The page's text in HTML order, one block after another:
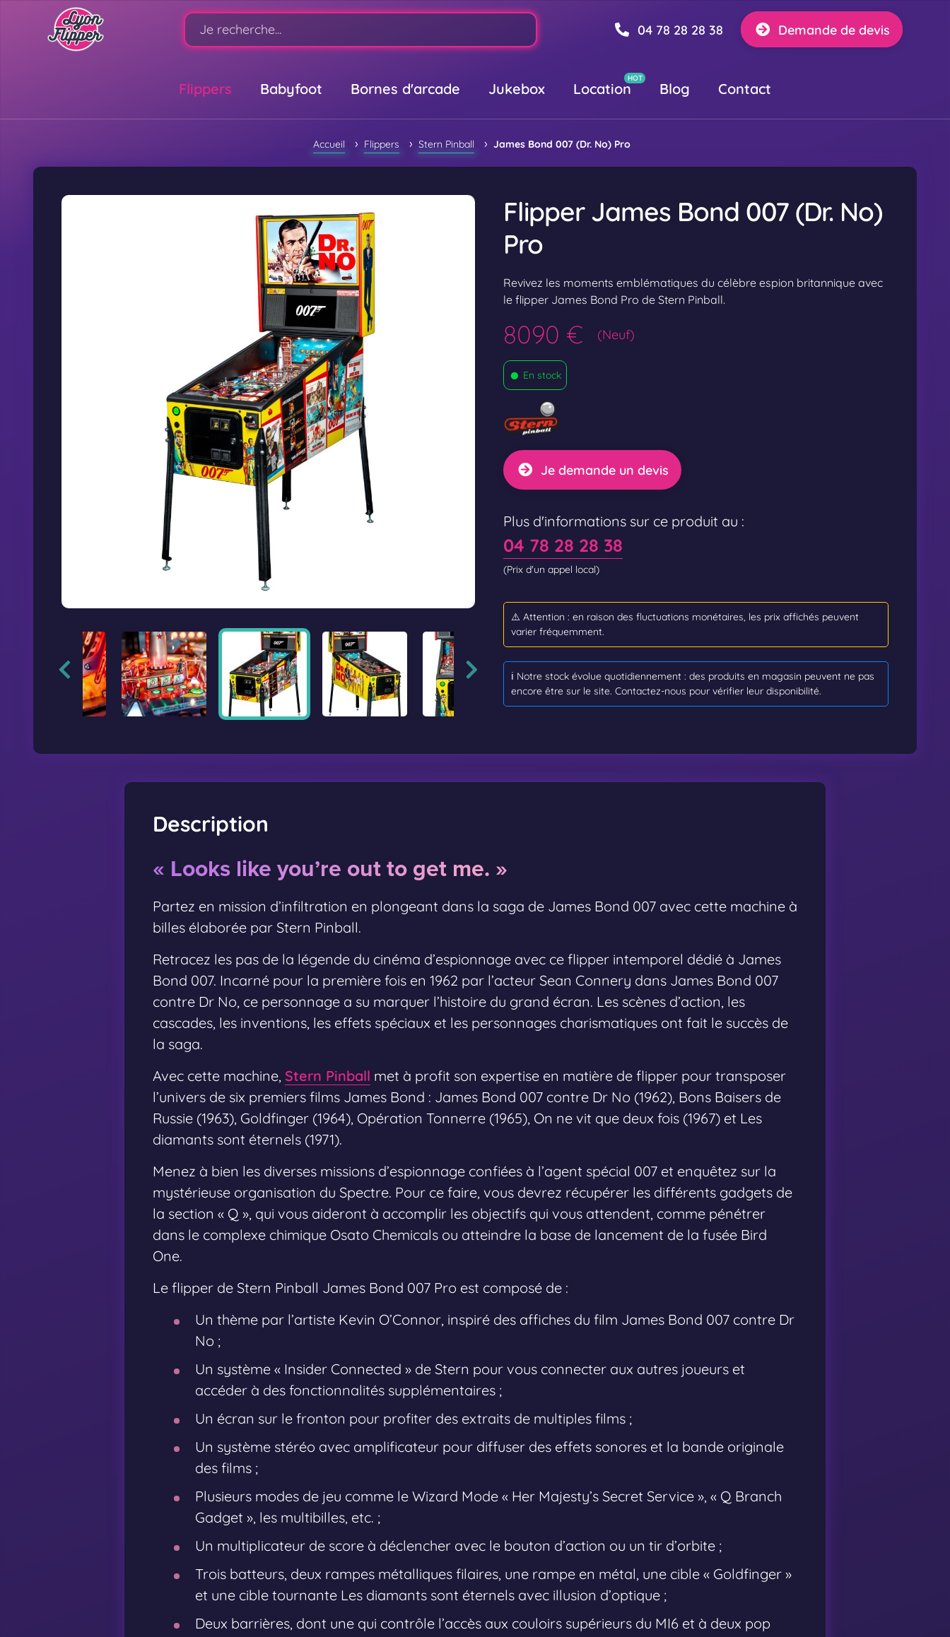
04 78 28 28 38 Demande de devis
Flippers Babyfoot Bornes d'arcade Jukebox Location Blog Contact
Accueil › Flippers › Stern Pinball › James Bond 007 (Dr. No) Pro
Flipper James Bond 007 (Dr. No)
Pro
Revivez les moments emblématiques du célèbre espion britannique avec
le flipper James Bond Pro de Stern Pinball.
8090 € (Neuf)
• En stock
Je demande un devis
Plus d'informations sur ce produit au :
04 78 28 28 38
(Prix d'un appel local)
⚠️ Attention : en raison des fluctuations monétaires, les prix affichés peuvent
varier fréquemment.
ℹ️ Notre stock évolue quotidiennement : des produits en magasin peuvent ne pas
encore être sur le site. Contactez-nous pour vérifier leur disponibilité.
Description
« Looks like you’re out to get me. »
Partez en mission d’infiltration en plongeant dans la saga de James Bond 007 avec cette machine à
billes élaborée par Stern Pinball.
Retracez les pas de la légende du cinéma d’espionnage avec ce flipper intemporel dédié à James
Bond 007. Incarné pour la première fois en 1962 par l’acteur Sean Connery dans James Bond 007
contre Dr No, ce personnage a su marquer l’histoire du grand écran. Les scènes d’action, les
cascades, les inventions, les effets spéciaux et les personnages charismatiques ont fait le succès de
la saga.
Avec cette machine, Stern Pinball met à profit son expertise en matière de flipper pour transposer
l’univers de six premiers films James Bond : James Bond 007 contre Dr No (1962), Bons Baisers de
Russie (1963), Goldfinger (1964), Opération Tonnerre (1965), On ne vit que deux fois (1967) et Les
diamants sont éternels (1971).
Menez à bien les diverses missions d’espionnage confiées à l’agent spécial 007 et enquêtez sur la
mystérieuse organisation du Spectre. Pour ce faire, vous devrez récupérer les différents gadgets de
la section « Q », qui vous aideront à accomplir les objectifs qui vous attendent, comme pénétrer
dans le complexe chimique Osato Chemicals ou atteindre la base de lancement de la fusée Bird
One.
Le flipper de Stern Pinball James Bond 007 Pro est composé de :
Un thème par l’artiste Kevin O’Connor, inspiré des affiches du film James Bond 007 contre Dr
No ;
Un système « Insider Connected » de Stern pour vous connecter aux autres joueurs et
accéder à des fonctionnalités supplémentaires ;
Un écran sur le fronton pour profiter des extraits de multiples films ;
Un système stéréo avec amplificateur pour diffuser des effets sonores et la bande originale
des films ;
Plusieurs modes de jeu comme le Wizard Mode « Her Majesty’s Secret Service », « Q Branch
Gadget », les multibilles, etc. ;
Un multiplicateur de score à déclencher avec le bouton d’action ou un tir d’orbite ;
Trois batteurs, deux rampes métalliques filaires, une rampe en métal, une cible « Goldfinger »
et une cible tournante Les diamants sont éternels avec illusion d’optique ;
Deux barrières, dont une qui contrôle l’accès aux couloirs supérieurs du MI6 et à deux pop